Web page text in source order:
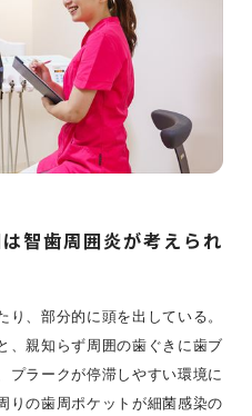
智歯周囲炎が考えられ
、部分的に頭を出している。
、親知らず周囲の歯ぐきに歯ブ
プラークが停滞しやすい環境に
りの歯周ポケットが細菌感染の